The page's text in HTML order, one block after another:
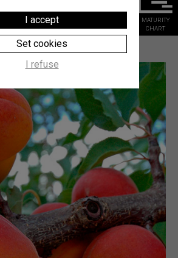
MATURITY
CHART
I accept
Set cookies
I refuse